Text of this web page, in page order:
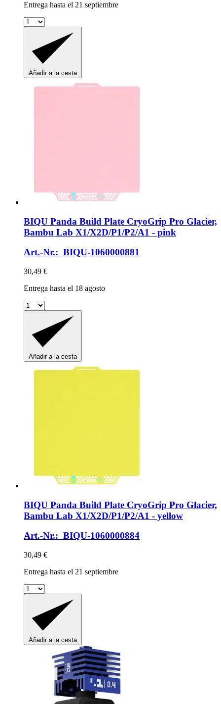
Entrega hasta el 21 septiembre
Añadir a la cesta
BIQU Panda Build Plate CryoGrip Pro Glacier,
Bambu Lab X1/X2D/P1/P2/A1 -​ pink
Art.-Nr.: BIQU-1060000881
30,49 €
Entrega hasta el 18 agosto
Añadir a la cesta
BIQU Panda Build Plate CryoGrip Pro Glacier,
Bambu Lab X1/X2D/P1/P2/A1 -​ yellow
Art.-Nr.: BIQU-1060000884
30,49 €
Entrega hasta el 21 septiembre
Añadir a la cesta